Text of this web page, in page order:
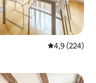
Évaluation
4,9 (224)